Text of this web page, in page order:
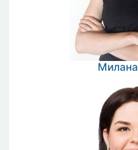
Милана